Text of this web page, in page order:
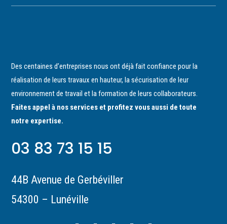
Des centaines d’entreprises nous ont déjà fait confiance pour la
réalisation de leurs travaux en hauteur, la sécurisation de leur
environnement de travail et la formation de leurs collaborateurs.
Faites appel à nos services et profitez vous aussi de toute
notre expertise.
03 83 73 15 15
44B Avenue de Gerbéviller
54300 – Lunéville